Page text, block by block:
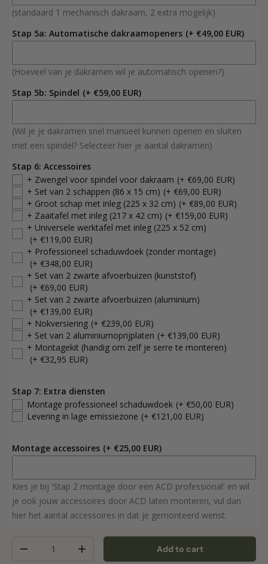
(standaard 1 mechanisch dakraam, 2 extra mogelijk)
Stap 5a: Automatische dakraamopeners (+ €49,00 EUR)
(Hoeveel van je dakramen wil je automatisch openen?)
Stap 5b: Spindel (+ €59,00 EUR)
(Wil je je dakramen snel manueel kunnen openen en sluiten
met een spindel? Selecteer hier je aantal dakramen)
Stap 6: Accessoires
+ Zwengel voor spindel voor dakraam (+ €69,00 EUR)
+ Set van 2 schappen (86 x 15 cm) (+ €69,00 EUR)
+ Groot schap met inleg (225 x 32 cm) (+ €89,00 EUR)
+ Zaaitafel met inleg (217 x 42 cm) (+ €159,00 EUR)
+ Universele werktafel met inleg (225 x 52 cm)
(+ €119,00 EUR)
+ Professioneel schaduwdoek (zonder montage)
(+ €348,00 EUR)
+ Set van 2 zwarte afvoerbuizen (kunststof)
(+ €69,00 EUR)
+ Set van 2 zwarte afvoerbuizen (aluminium)
(+ €139,00 EUR)
+ Nokversiering (+ €239,00 EUR)
+ Set van 2 aluminiumoprijplaten (+ €139,00 EUR)
+ Montagekit (handig om zelf je serre te monteren)
(+ €32,95 EUR)
Stap 7: Extra diensten
Montage professioneel schaduwdoek (+ €50,00 EUR)
Levering in lage emissiezone (+ €121,00 EUR)
Montage accessoires (+ €25,00 EUR)
Kies je bij 'Stap 2 montage door een ACD professional' en wil
je ook jouw accessoires door ACD laten monteren, vul dan
hier het aantal accessoires in dat je gemonteerd wenst.
Decrease quantityIncrease quantity Add to cart